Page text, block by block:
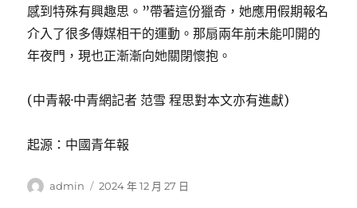
感到特殊有興趣思。”帶著這份獵奇，她應用假期報名
介入了很多傳媒相干的運動。那扇兩年前未能叩開的
年夜門，現也正漸漸向她關閉懷抱。
(中青報·中青網記者 范雪 程思對本文亦有進獻)
起源：中國青年報
作
admin
發
2024 年 12 月 27 日